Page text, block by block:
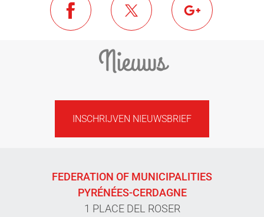
Nieuws
INSCHRIJVEN NIEUWSBRIEF
FEDERATION OF MUNICIPALITIES
PYRÉNÉES-CERDAGNE
1 PLACE DEL ROSER